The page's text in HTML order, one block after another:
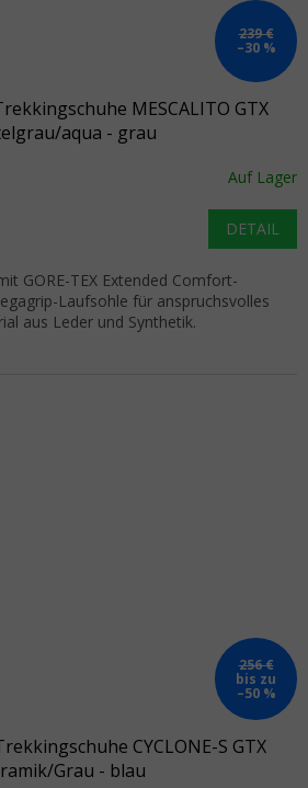
239 €
–30 %
MESCALITO GTX
aqua - grau
Auf Lager
DETAIL
GORE-TEX Extended Comfort-
Laufsohle für anspruchsvolles
aus Leder und Synthetik.
256 €
bis zu
–50 %
CYCLONE-S GTX
Grau - blau